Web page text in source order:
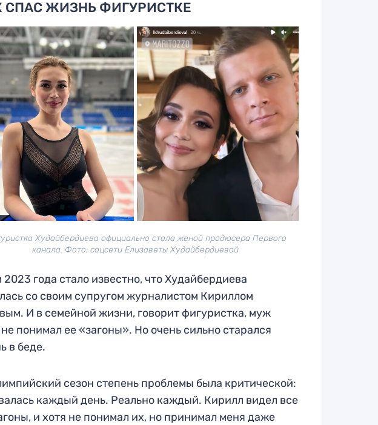
ЖИЗНЬ ФИГУРИСТКЕ
Худайбердиева официально стала женой продюсера Первого
канала. Фото: соцсети Елизаветы Худайбердиевой
2023 года стало известно, что Худайбердиева
со своим супругом журналистом Кириллом
И в семейной жизни, говорит фигуристка, муж
понимал ее «загоны». Но очень сильно старался
в беде.
сезон степень проблемы была критической:
каждый день. Реально каждый. Кирилл видел все
и хотя не понимал их, но принимал меня даже